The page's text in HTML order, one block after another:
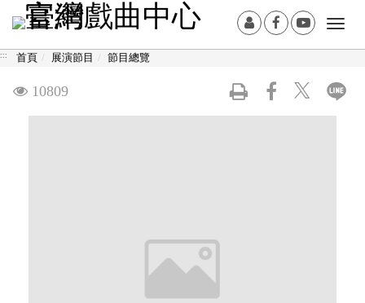
到
主
內
會
入
Facebook[另
視
窗]
窗]
::: 首頁 展演節目 節目總覽
觀10809